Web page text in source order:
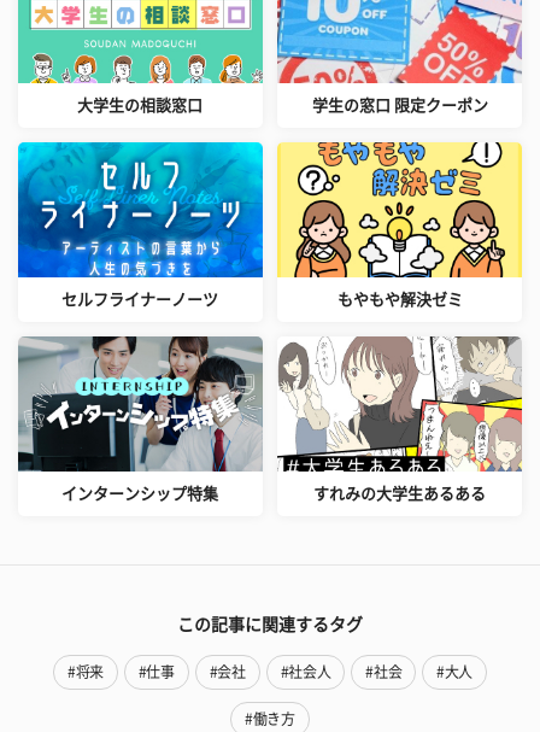
大学生の相談窓口 学生の窓口 限定クーポン
セルフライナーノーツ もやもや解決ゼミ
インターンシップ特集 すれみの大学生あるある
この記事に関連するタグ
#将来 #仕事 #会社 #社会人 #社会 #大人
#働き方